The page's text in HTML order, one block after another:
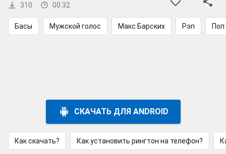
310 00:32
Басы Мужской голос Макс Барских Рэп Поп
СКАЧАТЬ ДЛЯ ANDROID
Как скачать? Как установить рингтон на телефон?